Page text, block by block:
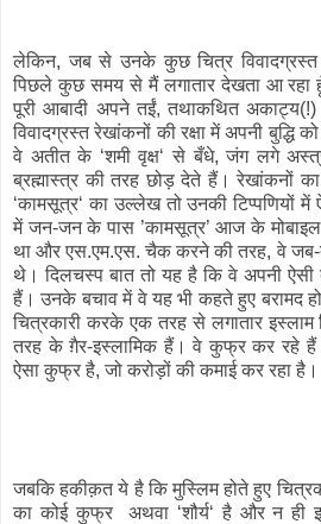
लेकिन, जब से उनके कुछ चित्र विवादग्रस्त
पिछले कुछ समय से मैं लगातार देखता आ रहा हूँ
पूरी आबादी अपने तईं, तथाकथित
विवादग्रस्त रेखांकनों की रक्षा में अपनी बुद्धि
वे अतीत के ‘शमी वृक्ष‘ से बँधे, जंग लगे
ब्रह्मास्त्र की तरह छोड़ देते हैं। रेखांकनों
‘कामसूत्र‘ का उल्लेख तो उनकी
में जन-जन के पास ’कामसूत्र’ आज के मोबाइल
था और एस.एम.एस. चैक करने की तरह, वे
थे। दिलचस्प बात तो यह है कि वे अपनी ऐसी
हैं। उनके बचाव में वे यह भी कहते हुए बरामद
चित्रकारी करके एक तरह से लगातार इस्लाम
तरह के ग़ैर-इस्लामिक हैं। वे कुफ्र कर रहे
ऐसा कुफ्र है, जो करोड़ों की कमाई कर रहा है।
जबकि हकीक़त ये है कि मुस्लिम होते हुए
का कोई कुफ्र अथवा ‘शौर्य‘ है और न ही